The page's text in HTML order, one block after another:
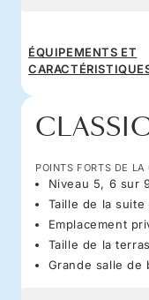
ÉQUIPEMENTS ET
POINTS FORTS DE LA
Niveau 5, 6 sur
Taille de la
Emplacement
Taille de la
Grande salle de